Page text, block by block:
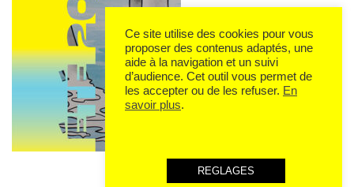
Ce site utilise des cookies pour vous
proposer des contenus adaptés, une
aide à la navigation et un suivi
d’audience. Cet outil vous permet de
les accepter ou de les refuser. En
savoir plus.
REGLAGES